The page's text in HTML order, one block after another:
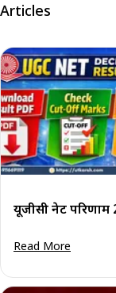
Articles
यूजीसी नेट
Read More